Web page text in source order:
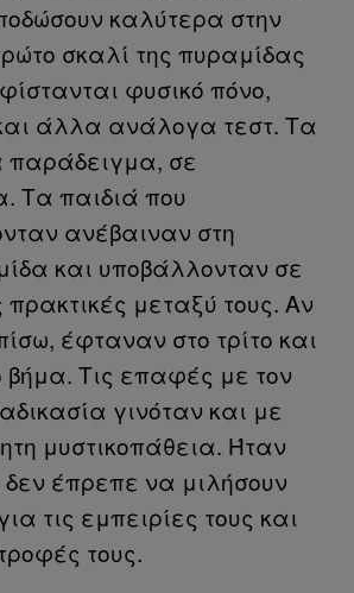
καλύτερα στην
σκαλί της πυραμίδας
φυσικό πόνο,
άλλα ανάλογα τεστ. Τα
παράδειγμα, σε
Τα παιδιά που
ανέβαιναν στη
και υποβάλλονταν σε
μεταξύ τους. Αν
έφταναν στο τρίτο και
βήμα. Τις επαφές με τον
γινόταν και με
μυστικοπάθεια. Ήταν
δεν έπρεπε να μιλήσουν
τις εμπειρίες τους και
τους.